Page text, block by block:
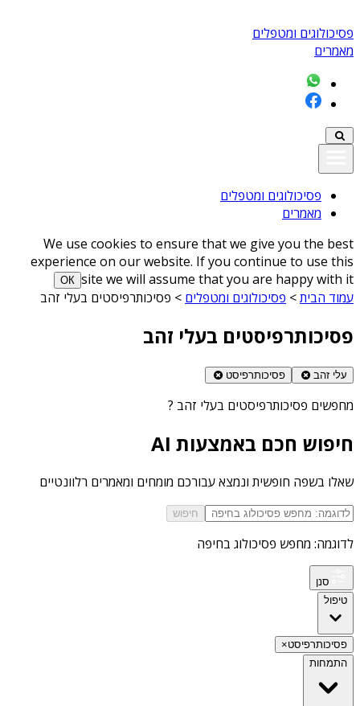
פסיכולוגים ומטפלים
מאמרים
פסיכולוגים ומטפלים
מאמרים
We use cookies to ensure that we give you the best
experience on our website. If you continue to use this
site we will assume that you are happy with it
ОК
עמוד הבית> פסיכולוגים ומטפלים > פסיכותרפיסטים בעלי זהב
פסיכותרפיסטים בעלי זהב
עלי זהב פסיכותרפיסט
מחפשים פסיכותרפיסטים בעלי זהב ?
חיפוש חכם באמצעות AI
שאלו בשפה חופשית ונמצא עבורכם מומחים ומאמרים רלוונטיים
חיפוש
לדוגמה: מחפש פסיכולוג בחיפה
סנן
טיפול
פסיכותרפיסט×
התמחות